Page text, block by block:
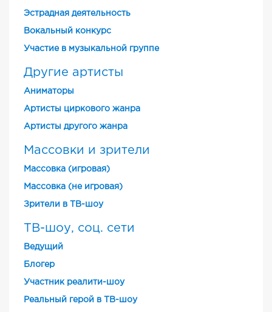
Эстрадная деятельность
Вокальный конкурс
Участие в музыкальной группе
Другие артисты
Аниматоры
Артисты циркового жанра
Артисты другого жанра
Массовки и зрители
Массовка (игровая)
Массовка (не игровая)
Зрители в ТВ-шоу
ТВ-шоу, соц. сети
Ведущий
Блогер
Участник реалити-шоу
Реальный герой в ТВ-шоу